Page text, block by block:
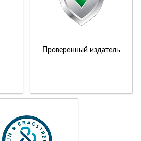
Проверенный издатель